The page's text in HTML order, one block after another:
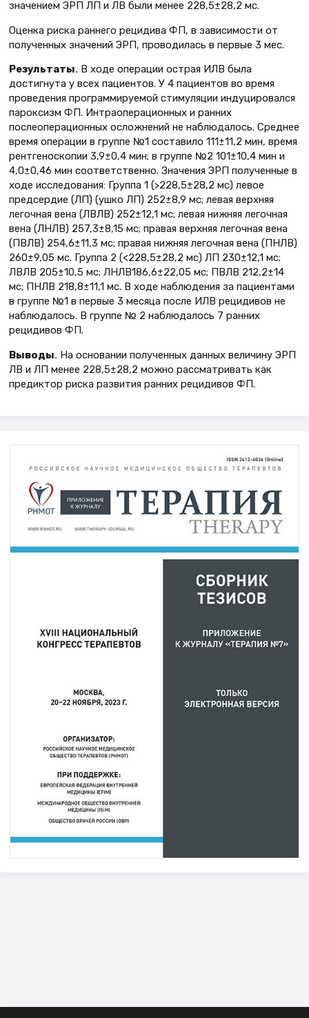
значением ЭРП ЛП и ЛВ были менее 228,5±28,2 мс.
Оценка риска раннего рецидива ФП, в зависимости от
полученных значений ЭРП, проводилась в первые 3 мес.
Результаты. В ходе операции острая ИЛВ была
достигнута у всех пациентов. У 4 пациентов во время
проведения программируемой стимуляции индуцировался
пароксизм ФП. Интраоперационных и ранних
послеоперационных осложнений не наблюдалось. Среднее
время операции в группе №1 составило 111±11,2 мин, время
рентгеноскопии 3,9±0,4 мин; в группе №2 101±10,4 мин и
4,0±0,46 мин соответственно. Значения ЭРП полученные в
ходе исследования: Группа 1 (>228,5±28,2 мс) левое
предсердие (ЛП) (ушко ЛП) 252±8,9 мс; левая верхняя
легочная вена (ЛВЛВ) 252±12,1 мс; левая нижняя легочная
вена (ЛНЛВ) 257,3±8,15 мс; правая верхняя легочная вена
(ПВЛВ) 254,6±11,3 мс; правая нижняя легочная вена (ПНЛВ)
260±9,05 мс. Группа 2 (<228,5±28,2 мс) ЛП 230±12,1 мс;
ЛВЛВ 205±10,5 мс; ЛНЛВ186,6±22,05 мс; ПВЛВ 212,2±14
мс; ПНЛВ 218,8±11,1 мс. В ходе наблюдения за пациентами
в группе №1 в первые 3 месяца после ИЛВ рецидивов не
наблюдалось. В группе № 2 наблюдалось 7 ранних
рецидивов ФП.
Выводы. На основании полученных данных величину ЭРП
ЛВ и ЛП менее 228,5±28,2 можно рассматривать как
предиктор риска развития ранних рецидивов ФП.